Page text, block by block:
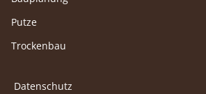
Putze
Trockenbau
Datenschutz